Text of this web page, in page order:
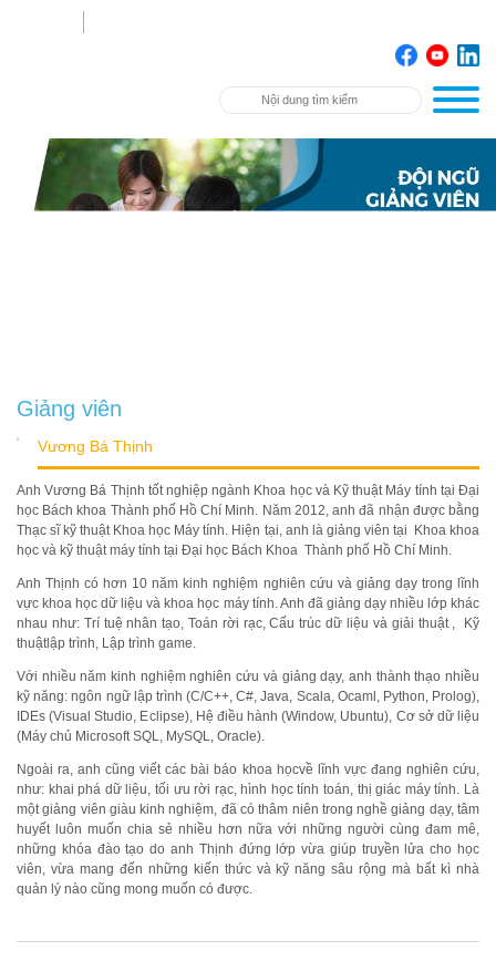
Giảng viên
Vương Bá Thịnh
Anh Vương Bá Thịnh tốt nghiệp ngành Khoa học và Kỹ thuật Máy tính tại Đại
học Bách khoa Thành phố Hồ Chí Minh. Năm 2012, anh đã nhận được bằng
Thạc sĩ kỹ thuật Khoa học Máy tính. Hiện tại, anh là giảng viên tại Khoa khoa
học và kỹ thuật máy tính tại Đại học Bách Khoa Thành phố Hồ Chí Minh.
Anh Thịnh có hơn 10 năm kinh nghiệm nghiên cứu và giảng dạy trong lĩnh
vực khoa học dữ liệu và khoa học máy tính. Anh đã giảng dạy nhiều lớp khác
nhau như: Trí tuệ nhân tạo, Toán rời rạc, Cấu trúc dữ liệu và giải thuật , Kỹ
thuậtlập trình, Lập trình game.
Với nhiều năm kinh nghiệm nghiên cứu và giảng dạy, anh thành thạo nhiều
kỹ năng: ngôn ngữ lập trình (C/C++, C#, Java, Scala, Ocaml, Python, Prolog),
IDEs (Visual Studio, Eclipse), Hệ điều hành (Window, Ubuntu), Cơ sở dữ liệu
(Máy chủ Microsoft SQL, MySQL, Oracle).
Ngoài ra, anh cũng viết các bài báo khoa họcvề lĩnh vực đang nghiên cứu,
như: khai phá dữ liệu, tối ưu rời rạc, hình học tính toán, thị giác máy tính. Là
một giảng viên giàu kinh nghiệm, đã có thâm niên trong nghề giảng dạy, tâm
huyết luôn muốn chia sẻ nhiều hơn nữa với những người cùng đam mê,
những khóa đào tạo do anh Thịnh đứng lớp vừa giúp truyền lửa cho học
viên, vừa mang đến những kiến thức và kỹ năng sâu rộng mà bất kì nhà
quản lý nào cũng mong muốn có được.